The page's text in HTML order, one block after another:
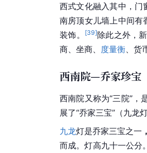
西式文化融入其中，门
南房顶女儿墙上中间有
装饰。
[39]除此之外，
商、坐商、 度量衡 、
西南院—乔家珍宝
西南院又称为“三院”，
展了“乔家三宝”（九龙
九龙灯是乔家三宝之一
而成。灯高九十一公分